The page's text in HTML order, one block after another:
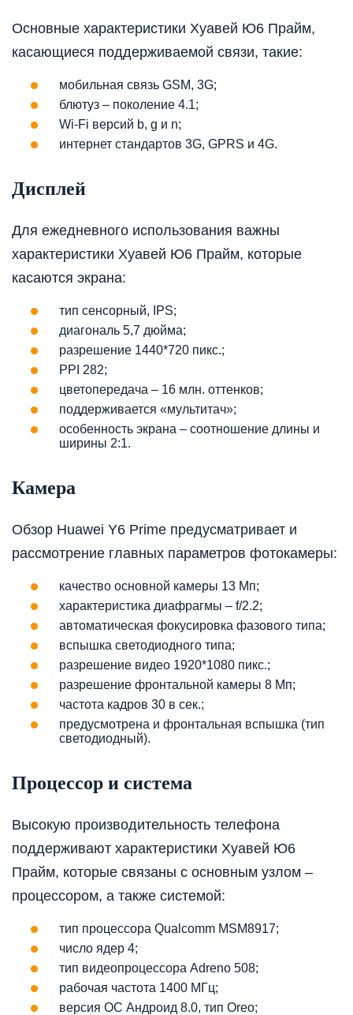
Основные характеристики Хуавей Ю6 Прайм,
касающиеся поддерживаемой связи, такие:
мобильная связь GSM, 3G;
блютуз – поколение 4.1;
Wi-Fi версий b, g и n;
интернет стандартов 3G, GPRS и 4G.
Дисплей
Для ежедневного использования важны
характеристики Хуавей Ю6 Прайм, которые
касаются экрана:
тип сенсорный, IPS;
диагональ 5,7 дюйма;
разрешение 1440*720 пикс.;
PPI 282;
цветопередача – 16 млн. оттенков;
поддерживается «мультитач»;
особенность экрана – соотношение длины и
ширины 2:1.
Камера
Обзор Huawei Y6 Prime предусматривает и
рассмотрение главных параметров фотокамеры:
качество основной камеры 13 Мп;
характеристика диафрагмы – f/2.2;
автоматическая фокусировка фазового типа;
вспышка светодиодного типа;
разрешение видео 1920*1080 пикс.;
разрешение фронтальной камеры 8 Мп;
частота кадров 30 в сек.;
предусмотрена и фронтальная вспышка (тип
светодиодный).
Процессор и система
Высокую производительность телефона
поддерживают характеристики Хуавей Ю6
Прайм, которые связаны с основным узлом –
процессором, а также системой:
тип процессора Qualcomm MSM8917;
число ядер 4;
тип видеопроцессора Adreno 508;
рабочая частота 1400 МГц;
версия ОС Андроид 8.0, тип Oreo;